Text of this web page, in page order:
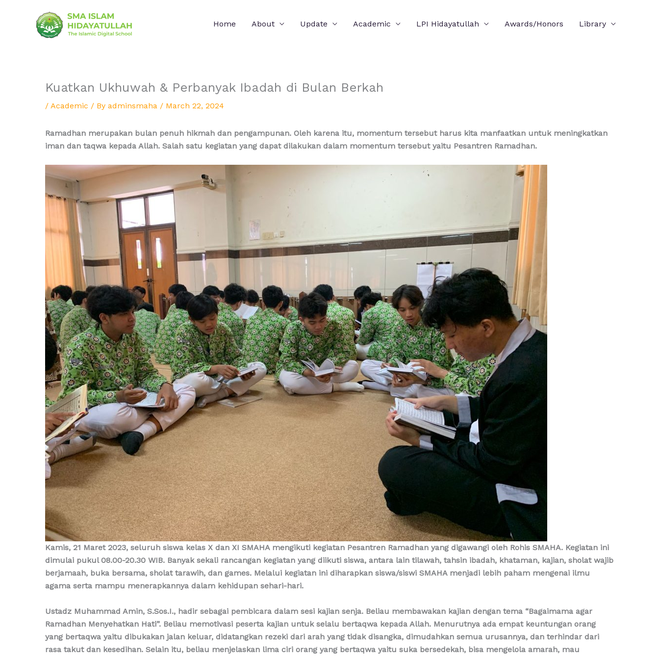
Home About Update Academic LPI Hidayatullah Awards/Honors Library
Kuatkan Ukhuwah & Perbanyak Ibadah di Bulan Berkah
/ Academic / By adminsmaha / March 22, 2024
Ramadhan merupakan bulan penuh hikmah dan pengampunan. Oleh karena itu, momentum tersebut harus kita manfaatkan untuk meningkatkan
iman dan taqwa kepada Allah. Salah satu kegiatan yang dapat dilakukan dalam momentum tersebut yaitu Pesantren Ramadhan.
Kamis, 21 Maret 2023, seluruh siswa kelas X dan XI SMAHA mengikuti kegiatan Pesantren Ramadhan yang digawangi oleh Rohis SMAHA. Kegiatan ini
dimulai pukul 08.00-20.30 WIB. Banyak sekali rancangan kegiatan yang diikuti siswa, antara lain tilawah, tahsin ibadah, khataman, kajian, sholat wajib
berjamaah, buka bersama, sholat tarawih, dan games. Melalui kegiatan ini diharapkan siswa/siswi SMAHA menjadi lebih paham mengenai ilmu
agama serta mampu menerapkannya dalam kehidupan sehari-hari.
Ustadz Muhammad Amin, S.Sos.I., hadir sebagai pembicara dalam sesi kajian senja. Beliau membawakan kajian dengan tema “Bagaimama agar
Ramadhan Menyehatkan Hati”. Beliau memotivasi peserta kajian untuk selalu bertaqwa kepada Allah. Menurutnya ada empat keuntungan orang
yang bertaqwa yaitu dibukakan jalan keluar, didatangkan rezeki dari arah yang tidak disangka, dimudahkan semua urusannya, dan terhindar dari
rasa takut dan kesedihan. Selain itu, beliau menjelaskan lima ciri orang yang bertaqwa yaitu suka bersedekah, bisa mengelola amarah, mau